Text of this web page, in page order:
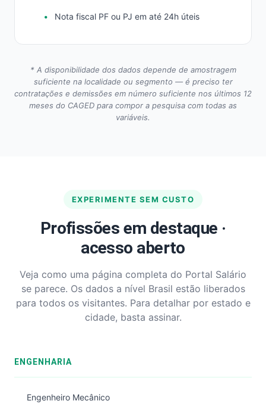
Nota fiscal PF ou PJ em até 24h úteis
* A disponibilidade dos dados depende de amostragem
suficiente na localidade ou segmento — é preciso ter
contratações e demissões em número suficiente nos últimos 12
meses do CAGED para compor a pesquisa com todas as
variáveis.
EXPERIMENTE SEM CUSTO
Profissões em destaque ·
acesso aberto
Veja como uma página completa do Portal Salário
se parece. Os dados a nível Brasil estão liberados
para todos os visitantes. Para detalhar por estado e
cidade, basta assinar.
ENGENHARIA
Engenheiro Mecânico